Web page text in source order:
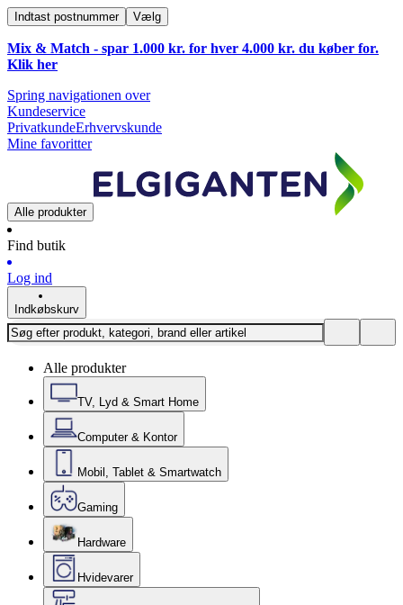
Indtast postnummer Vælg
Mix & Match - spar 1.000 kr. for hver 4.000 kr. du køber for.
Klik her
Spring navigationen over
Kundeservice
PrivatkundeErhvervskunde
Mine favoritter
Alle produkter
Find butik
Log ind
Indkøbskurv
Alle produkter
TV, Lyd & Smart Home
Computer & Kontor
Mobil, Tablet & Smartwatch
Gaming
Hardware
Hvidevarer